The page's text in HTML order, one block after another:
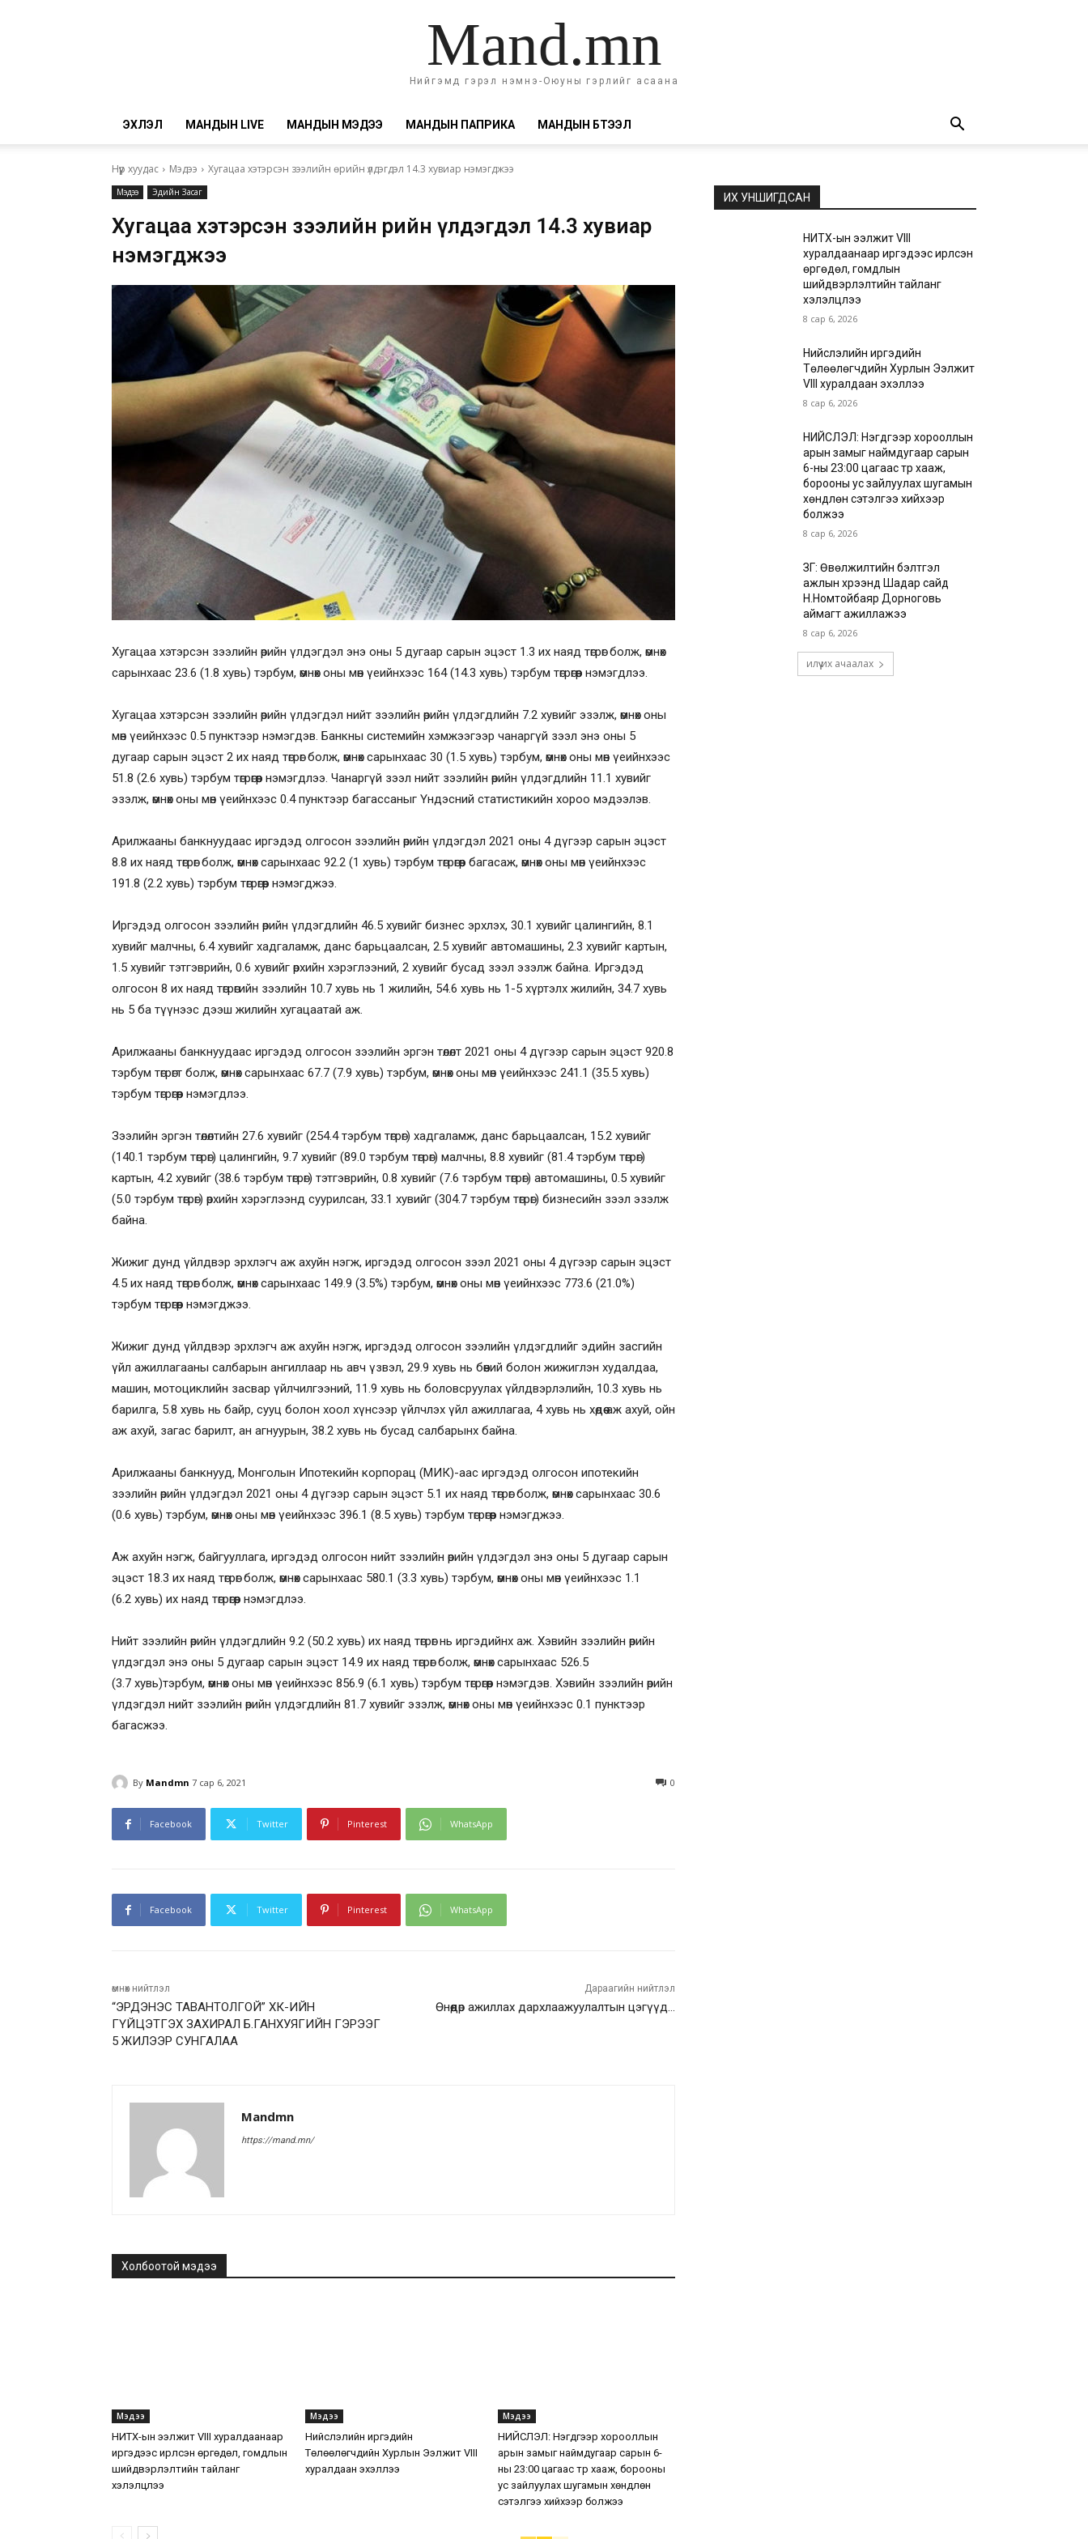
Mand.mn
Нийгэмд гэрэл нэмнэ-Оюуны гэрлийг асаана
ЭХЛЭЛ МАНДЫН LIVE МАНДЫН МЭДЭЭ МАНДЫН ПАПРИКА МАНДЫН БҮТЭЭЛ
Нүүр хуудас Мэдээ Хугацаа хэтэрсэн зээлийн өрийн үлдэгдэл 14.3 хувиар нэмэгджээ
Мэдээ Эдийн Засаг
Хугацаа хэтэрсэн зээлийн өрийн үлдэгдэл 14.3 хувиар
нэмэгджээ
Хугацаа хэтэрсэн зээлийн өрийн үлдэгдэл энэ оны 5 дугаар сарын эцэст 1.3 их наяд төгрөг болж, өмнөх
сарынхаас 23.6 (1.8 хувь) тэрбум, өмнөх оны мөн үеийнхээс 164 (14.3 хувь) тэрбум төгрөгөөр нэмэгдлээ.
Хугацаа хэтэрсэн зээлийн өрийн үлдэгдэл нийт зээлийн өрийн үлдэгдлийн 7.2 хувийг эзэлж, өмнөх оны
мөн үеийнхээс 0.5 пунктээр нэмэгдэв. Банкны системийн хэмжээгээр чанаргүй зээл энэ оны 5
дугаар сарын эцэст 2 их наяд төгрөг болж, өмнөх сарынхаас 30 (1.5 хувь) тэрбум, өмнөх оны мөн үеийнхээс
51.8 (2.6 хувь) тэрбум төгрөгөөр нэмэгдлээ. Чанаргүй зээл нийт зээлийн өрийн үлдэгдлийн 11.1 хувийг
эзэлж, өмнөх оны мөн үеийнхээс 0.4 пунктээр багассаныг Үндэсний статистикийн хороо мэдээлэв.
Арилжааны банкнуудаас иргэдэд олгосон зээлийн өрийн үлдэгдэл 2021 оны 4 дүгээр сарын эцэст
8.8 их наяд төгрөг болж, өмнөх сарынхаас 92.2 (1 хувь) тэрбум төгрөгөөр багасаж, өмнөх оны мөн үеийнхээс
191.8 (2.2 хувь) тэрбум төгрөгөөр нэмэгджээ.
Иргэдэд олгосон зээлийн өрийн үлдэгдлийн 46.5 хувийг бизнес эрхлэх, 30.1 хувийг цалингийн, 8.1
хувийг малчны, 6.4 хувийг хадгаламж, данс барьцаалсан, 2.5 хувийг автомашины, 2.3 хувийг картын,
1.5 хувийг тэтгэврийн, 0.6 хувийг өрхийн хэрэглээний, 2 хувийг бусад зээл эзэлж байна. Иргэдэд
олгосон 8 их наяд төгрөгийн зээлийн 10.7 хувь нь 1 жилийн, 54.6 хувь нь 1-5 хүртэлх жилийн, 34.7 хувь
нь 5 ба түүнээс дээш жилийн хугацаатай аж.
Арилжааны банкнуудаас иргэдэд олгосон зээлийн эргэн төлөлт 2021 оны 4 дүгээр сарын эцэст 920.8
тэрбум төгрөгт болж, өмнөх сарынхаас 67.7 (7.9 хувь) тэрбум, өмнөх оны мөн үеийнхээс 241.1 (35.5 хувь)
тэрбум төгрөгөөр нэмэгдлээ.
Зээлийн эргэн төлөлтийн 27.6 хувийг (254.4 тэрбум төгрөг) хадгаламж, данс барьцаалсан, 15.2 хувийг
(140.1 тэрбум төгрөг) цалингийн, 9.7 хувийг (89.0 тэрбум төгрөг) малчны, 8.8 хувийг (81.4 тэрбум төгрөг)
картын, 4.2 хувийг (38.6 тэрбум төгрөг) тэтгэврийн, 0.8 хувийг (7.6 тэрбум төгрөг) автомашины, 0.5 хувийг
(5.0 тэрбум төгрөг) өрхийн хэрэглээнд суурилсан, 33.1 хувийг (304.7 тэрбум төгрөг) бизнесийн зээл эзэлж
байна.
Жижиг дунд үйлдвэр эрхлэгч аж ахуйн нэгж, иргэдэд олгосон зээл 2021 оны 4 дүгээр сарын эцэст
4.5 их наяд төгрөг болж, өмнөх сарынхаас 149.9 (3.5%) тэрбум, өмнөх оны мөн үеийнхээс 773.6 (21.0%)
тэрбум төгрөгөөр нэмэгджээ.
Жижиг дунд үйлдвэр эрхлэгч аж ахуйн нэгж, иргэдэд олгосон зээлийн үлдэгдлийг эдийн засгийн
үйл ажиллагааны салбарын ангиллаар нь авч үзвэл, 29.9 хувь нь бөөний болон жижиглэн худалдаа,
машин, мотоциклийн засвар үйлчилгээний, 11.9 хувь нь боловсруулах үйлдвэрлэлийн, 10.3 хувь нь
барилга, 5.8 хувь нь байр, сууц болон хоол хүнсээр үйлчлэх үйл ажиллагаа, 4 хувь нь хөдөө аж ахуй, ойн
аж ахуй, загас барилт, ан агнуурын, 38.2 хувь нь бусад салбарынх байна.
Арилжааны банкнууд, Монголын Ипотекийн корпорац (МИК)-аас иргэдэд олгосон ипотекийн
зээлийн өрийн үлдэгдэл 2021 оны 4 дүгээр сарын эцэст 5.1 их наяд төгрөг болж, өмнөх сарынхаас 30.6
(0.6 хувь) тэрбум, өмнөх оны мөн үеийнхээс 396.1 (8.5 хувь) тэрбум төгрөгөөр нэмэгджээ.
Аж ахуйн нэгж, байгууллага, иргэдэд олгосон нийт зээлийн өрийн үлдэгдэл энэ оны 5 дугаар сарын
эцэст 18.3 их наяд төгрөг болж, өмнөх сарынхаас 580.1 (3.3 хувь) тэрбум, өмнөх оны мөн үеийнхээс 1.1
(6.2 хувь) их наяд төгрөгөөр нэмэгдлээ.
Нийт зээлийн өрийн үлдэгдлийн 9.2 (50.2 хувь) их наяд төгрөг нь иргэдийнх аж. Хэвийн зээлийн өрийн
үлдэгдэл энэ оны 5 дугаар сарын эцэст 14.9 их наяд төгрөг болж, өмнөх сарынхаас 526.5
(3.7 хувь)тэрбум, өмнөх оны мөн үеийнхээс 856.9 (6.1 хувь) тэрбум төгрөгөөр нэмэгдэв. Хэвийн зээлийн өрийн
үлдэгдэл нийт зээлийн өрийн үлдэгдлийн 81.7 хувийг эзэлж, өмнөх оны мөн үеийнхээс 0.1 пунктээр
багасжээ.
By Mandmn 7 сар 6, 2021 0
Facebook Twitter Pinterest WhatsApp
Facebook Twitter Pinterest WhatsApp
өмнөх нийтлэл
“ЭРДЭНЭС ТАВАНТОЛГОЙ” ХК-ИЙН
ГҮЙЦЭТГЭХ ЗАХИРАЛ Б.ГАНХУЯГИЙН ГЭРЭЭГ
5 ЖИЛЭЭР СУНГАЛАА
Дараагийн нийтлэл
Өнөөдөр ажиллах дархлаажуулалтын цэгүүд…
Mandmn
https://mand.mn/
Холбоотой мэдээ
Мэдээ
НИТХ-ын ээлжит VIII хуралдаанаар
иргэдээс ирүүлсэн өргөдөл, гомдлын
шийдвэрлэлтийн тайланг
хэлэлцлээ
Мэдээ
Нийслэлийн иргэдийн
Төлөөлөгчдийн Хурлын Ээлжит VIII
хуралдаан эхэллээ
Мэдээ
НИЙСЛЭЛ: Нэгдүгээр хорооллын
арын замыг наймдугаар сарын 6-
ны 23:00 цагаас түр хааж, борооны
ус зайлуулах шугамын хөндлөн
сэтэлгээ хийхээр болжээ
ИХ УНШИГДСАН
НИТХ-ын ээлжит VIII
хуралдаанаар иргэдээс ирүүлсэн
өргөдөл, гомдлын
шийдвэрлэлтийн тайланг
хэлэлцлээ
8 сар 6, 2026
Нийслэлийн иргэдийн
Төлөөлөгчдийн Хурлын Ээлжит
VIII хуралдаан эхэллээ
8 сар 6, 2026
НИЙСЛЭЛ: Нэгдүгээр хорооллын
арын замыг наймдугаар сарын
6-ны 23:00 цагаас түр хааж,
борооны ус зайлуулах шугамын
хөндлөн сэтэлгээ хийхээр
болжээ
8 сар 6, 2026
ЗГ: Өвөлжилтийн бэлтгэл
ажлын хүрээнд Шадар сайд
Н.Номтойбаяр Дорноговь
аймагт ажиллажээ
8 сар 6, 2026
илүү их ачаалах